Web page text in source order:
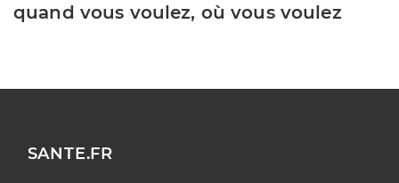
quand vous voulez, où vous voulez
SANTE.FR